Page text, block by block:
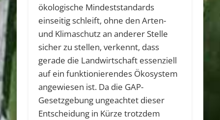
ökologische Mindeststandards
einseitig schleift, ohne den Arten-
und Klimaschutz an anderer Stelle
sicher zu stellen, verkennt, dass
gerade die Landwirtschaft essenziell
auf ein funktionierendes Ökosystem
angewiesen ist. Da die GAP-
Gesetzgebung ungeachtet dieser
Entscheidung in Kürze trotzdem